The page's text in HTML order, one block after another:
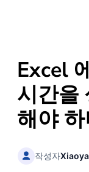
Excel
시간을
해야
작성자